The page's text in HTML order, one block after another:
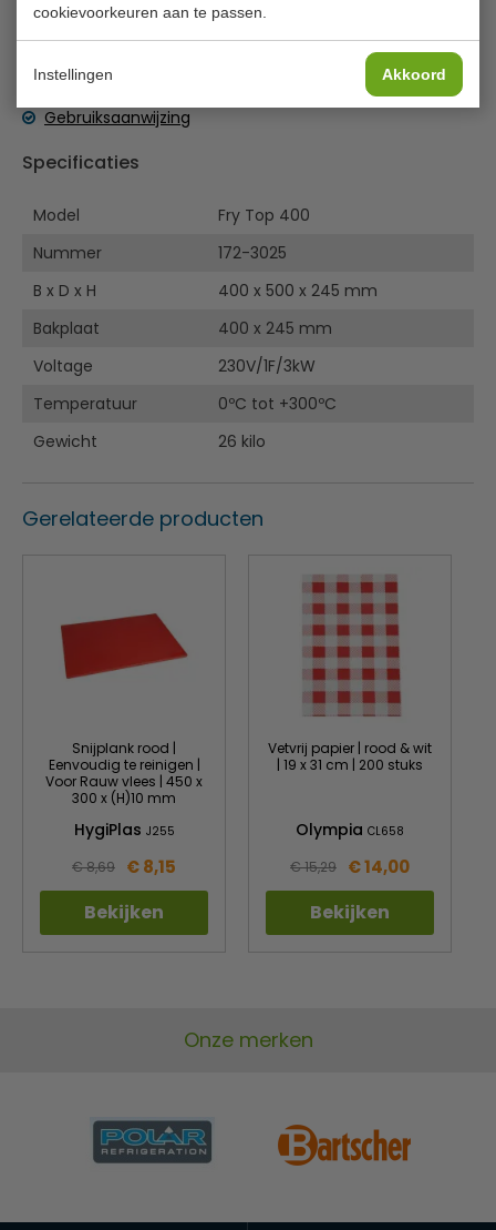
cookievoorkeuren aan te passen.
Instellingen Akkoord
Zeer geschikt voor uw cafetaria, bistro, restaurant.
Lees meer
Bijlages
Gebruiksaanwijzing
Specificaties
Model
Fry Top 400
Nummer
172-3025
B x D x H
400 x 500 x 245 mm
Bakplaat
400 x 245 mm
Voltage
230V/1F/3kW
Temperatuur
0ºC tot +300ºC
Gewicht
26 kilo
Gerelateerde producten
Snijplank rood |
Eenvoudig te reinigen |
Voor Rauw vlees | 450 x
300 x (H)10 mm
HygiPlas J255
€ 8,69 € 8,15
Bekijken
Vetvrij papier | rood & wit
| 19 x 31 cm | 200 stuks
Olympia CL658
€ 15,29 € 14,00
Bekijken
Onze merken